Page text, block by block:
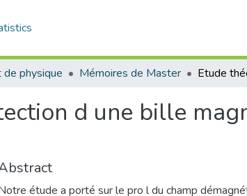
physique Mémoires de Master
d une bille
étude a porté sur le pro l du champ